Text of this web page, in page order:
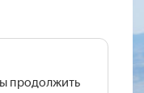
продолжить